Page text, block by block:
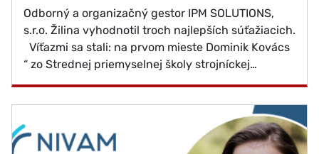
Odborný a organizačný gestor IPM SOLUTIONS,
s.r.o. Žilina vyhodnotil troch najlepších súťažiacich.
Víťazmi sa stali: na prvom mieste Dominik Kovács
“ zo Strednej priemyselnej školy strojníckej…